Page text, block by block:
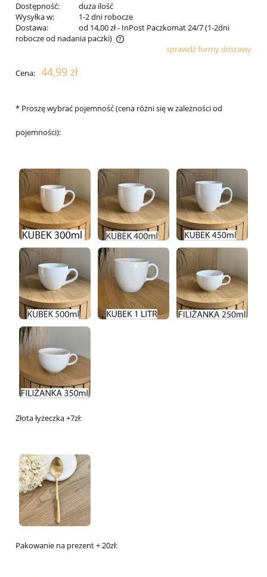
Dostępność:
duża ilość
Wysyłka w:
1-2 dni robocze
Dostawa:
od 14,00 zł- InPost Paczkomat 24/7 (1-2dni
robocze od nadania paczki)
Cena nie zawiera ewentualnych kosztów płatnościsprawdź formy dostawy
Cena: 44,99 zł
* Proszę wybrać pojemność (cena różni się w zależności od
pojemności):
Złota łyżeczka +7zł:
Pakowanie na prezent + 20zł: